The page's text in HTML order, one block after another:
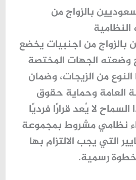
بالزواج من
بالزواج من اجنبيات يخضع
وضعته الجهات المختصة
من الزيجات، وضمان
العامة وحماية حقوق
لا يُعد قرارًا فرديًا
نظامي مشروط بمجموعة
التي يجب الالتزام بها
رسمية.